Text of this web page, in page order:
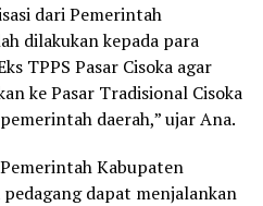
dari Pemerintah
dilakukan kepada para
TPPS Pasar Cisoka agar
ke Pasar Tradisional Cisoka
daerah,” ujar Ana.
Kabupaten
dapat menjalankan